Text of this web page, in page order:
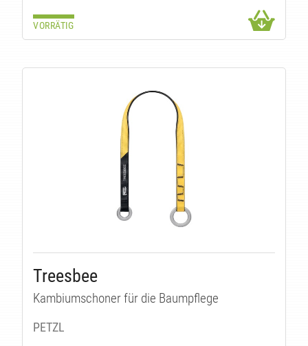
VORRÄTIG
Treesbee
Kambiumschoner für die Baumpflege
PETZL